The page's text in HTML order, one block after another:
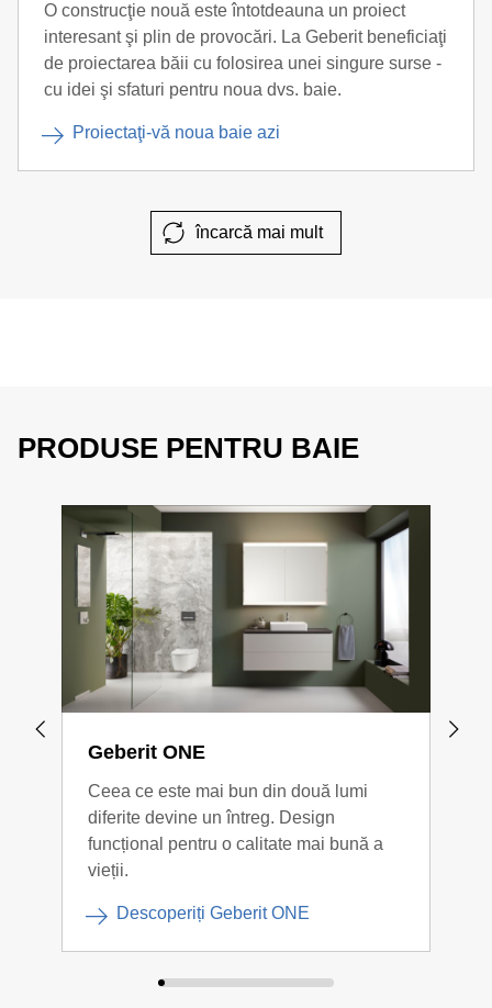
O construcţie nouă este întotdeauna un proiect
interesant şi plin de provocări. La Geberit beneficiaţi
de proiectarea băii cu folosirea unei singure surse -
cu idei şi sfaturi pentru noua dvs. baie.
Proiectaţi-vă noua baie azi
încarcă mai mult
PRODUSE PENTRU BAIE
Geberit ONE
Ceea ce este mai bun din două lumi
diferite devine un întreg. Design
funcțional pentru o calitate mai bună a
vieții.
Descoperiți Geberit ONE